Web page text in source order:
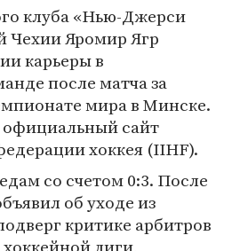
клуба «Нью-Джерси
Чехии Яромир Ягр
карьеры в
после матча за
мира в Минске.
сайт
хоккея (IIHF).
со счетом 0:3. После
об уходе из
критике арбитров